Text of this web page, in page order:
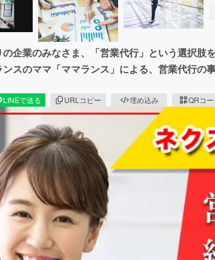
企業のみなさま、「営業代行」という選択肢
スのママ「ママランス」による、営業代行の
LINEで送る URLコピー 埋め込み QRコー